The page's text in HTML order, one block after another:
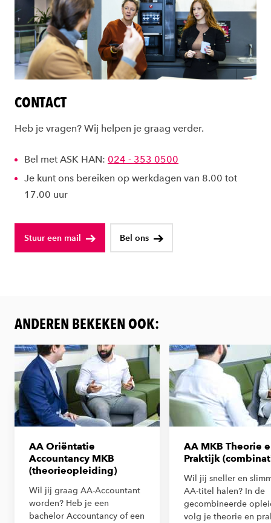
CONTACT
Heb je vragen? Wij helpen je graag verder.
Bel met ASK HAN: 024 - 353 0500
Je kunt ons bereiken op werkdagen van 8.00 tot
17.00 uur
Stuur een mail Bel ons
ANDEREN BEKEKEN OOK:
AA Oriëntatie
Accountancy MKB
(theorieopleiding)
Wil jij graag AA-Accountant
worden? Heb je een
bachelor Accountancy of een
AA MKB Theorie
Praktijk
Wil jij sneller en
AA-titel halen? In de
gecombineerde
volg je theorie en